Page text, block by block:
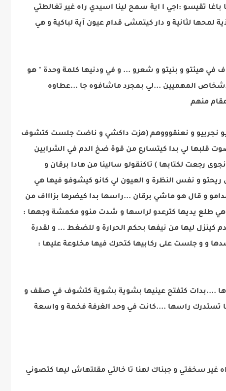
تقيسو :اجي ا اية سمح لينا اسيدي راه غير تغالطتي
لثانية و دار كيتمشى قدام عيون آية لباكية و هي
في هيئتو و بنيتو و شعرو ... و في ودنيها كلمة وحدة " هو
المهميين ...لي بمجرد ماشافوه جا ...عطاوه
منهم
نجرييو و نعنقوووهم (هزت داكشي و ناضت جلست كتشوف
قلبها لي بدا كيتسارع من قوة ضخ الدم في الشرايين
رجعت لكتابها ) تاكنقولو سالينا من هادا برقان و
و نفس النظرة و العيون لي كانو كيشوفو فيها هي
و قال هو ماشي برقان ...راسها بدا كيضرها بزاااف من
هي طلع يديها كترعدو لراسها و شدت منوو مكمشة وجهها :
كينزل ليها من نيفها بحكم الحرارة و للضغط ... و لقدرة
و و جلست على ركابيها كتحرك فيها مخلوعة عليها :
....بدات كتفتح عينيها بشوية بشوية كتشوف في صقف و
تستدرك راسها ....كانت في وحد الغرفة فخمة و واسعة
سخفتي و جبناك لهنا تا خالتي مقلتهاش ليها كتصوني